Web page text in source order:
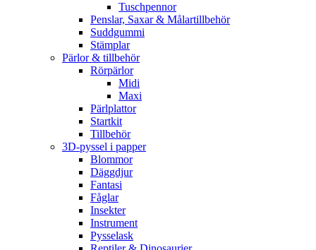
Tuschpennor
Penslar, Saxar & Målartillbehör
Suddgummi
Stämplar
Pärlor & tillbehör
Rörpärlor
Midi
Maxi
Pärlplattor
Startkit
Tillbehör
3D-pyssel i papper
Blommor
Däggdjur
Fantasi
Fåglar
Insekter
Instrument
Pysselask